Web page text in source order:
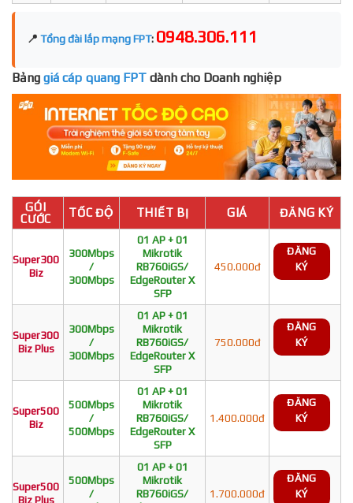
📍 Tổng đài lắp mạng FPT: 0948.306.111
Bảng giá cáp quang FPT dành cho Doanh nghiệp
GÓI
CƯỚC
TỐC ĐỘ THIẾT BỊ GIÁ ĐĂNG KÝ
Super300
Biz
300Mbps
/
300Mbps
01 AP + 01
Mikrotik
RB760iGS/
EdgeRouter X
SFP
450.000đ
ĐĂNG
KÝ
Super300
Biz Plus
300Mbps
/
300Mbps
01 AP + 01
Mikrotik
RB760iGS/
EdgeRouter X
SFP
750.000đ
ĐĂNG
KÝ
Super500
Biz
500Mbps
/
500Mbps
01 AP + 01
Mikrotik
RB760iGS/
EdgeRouter X
SFP
1.400.000đ
ĐĂNG
KÝ
Super500
Biz Plus
500Mbps
/
01 AP + 01
Mikrotik
RB760iGS/
1.700.000đ
ĐĂNG
KÝ